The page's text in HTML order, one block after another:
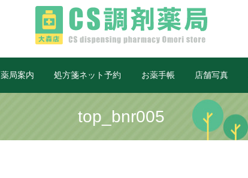
薬局案内 処方箋ネット予約 お薬手帳 店舗写真
top_bnr005